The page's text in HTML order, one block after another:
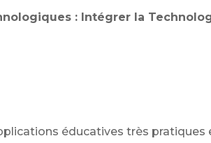
: Intégrer la
éducatives très pratiques